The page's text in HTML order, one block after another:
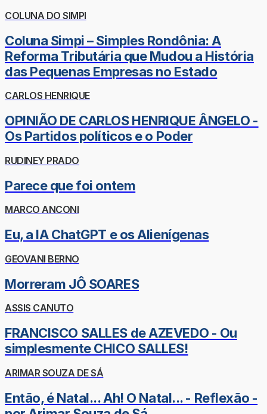
COLUNA DO SIMPI
Coluna Simpi – Simples Rondônia: A
Reforma Tributária que Mudou a História
das Pequenas Empresas no Estado
CARLOS HENRIQUE
OPINIÃO DE CARLOS HENRIQUE ÂNGELO -
Os Partidos políticos e o Poder
RUDINEY PRADO
Parece que foi ontem
MARCO ANCONI
Eu, a IA ChatGPT e os Alienígenas
GEOVANI BERNO
Morreram JÔ SOARES
ASSIS CANUTO
FRANCISCO SALLES de AZEVEDO - Ou
simplesmente CHICO SALLES!
ARIMAR SOUZA DE SÁ
Então, é Natal... Ah! O Natal... - Reflexão -